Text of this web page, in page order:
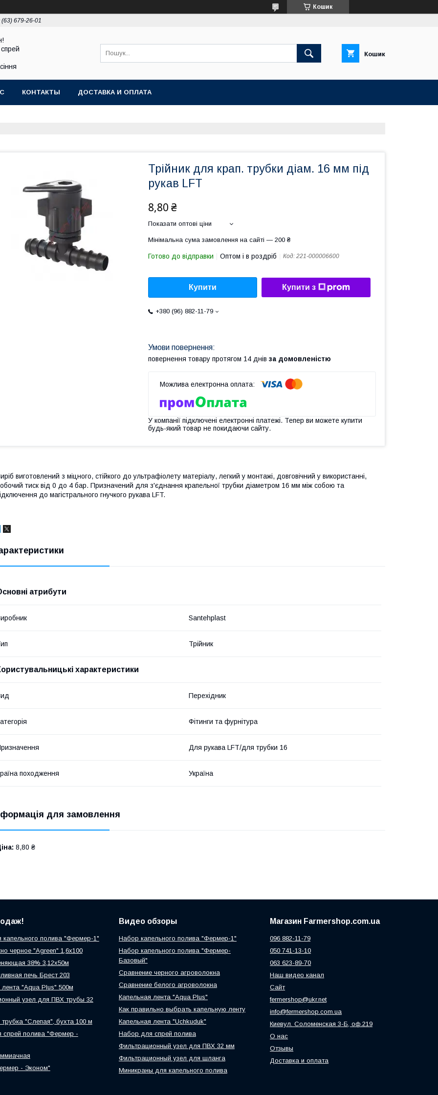
Кошик
(63) 679-26-01
Кошик
КОНТАКТЫ ДОСТАВКА И ОПЛАТА
Трійник для крап. трубки діам. 16 мм під
рукав LFT
8,80 ₴
Показати оптові ціни
Мінімальна сума замовлення на сайті — 200 ₴
Готово до відправки Оптом і в роздріб Код: 221-000006600
Купити Купити з
+380 (96) 882-11-79
повернення товару протягом 14 днів за домовленістю
У компанії підключені електронні платежі. Тепер ви можете купити
будь-який товар не покидаючи сайту.
виготовлений з міцного, стійкого до ультрафіолету матеріалу, легкий у монтажі, довговічний у використанні,
тиск від 0 до 4 бар. Призначений для з'єднання крапельної трубки діаметром 16 мм між собою та
до магістрального гнучкого рукава LFT.
атрибути
Santehplast
Трійник
характеристики
Перехідник
Фітинги та фурнітура
Для рукава LFT/для трубки 16
походження Україна
для замовлення
8,80 ₴
полива "Фермер-1"
черное "Agreen" 1,6х100
38% 3,12х50м
печь Брест 203
лента "Aqua Plus" 500м
узел для ПВХ трубы 32
трубка "Слепая", бухта 100 м
спрей полива "Фермер -
- Эконом"
Видео обзоры
Набор капельного полива "Фермер-1"
Набор капельного полива "Фермер-
Базовый"
Сравнение черного агроволокна
Сравнение белого агроволокна
Капельная лента "Aqua Plus"
Как правильно выбрать капельную ленту
Капельная лента "Uchkuduk"
Набор для спрей полива
Фильтрационный узел для ПВХ 32 мм
Фильтрационный узел для шланга
Миникраны для капельного полива
Магазин Farmershop.com.ua
096 882-11-79
050 741-13-10
063 623-89-70
Наш видео канал
Сайт
fermershop@ukr.net
info@fermershop.com.ua
Киевул. Соломенская 3-Б, оф.219
О нас
Отзывы
Доставка и оплата